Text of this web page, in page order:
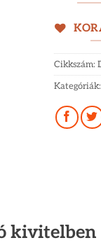
Cikkszám:
kivitelben